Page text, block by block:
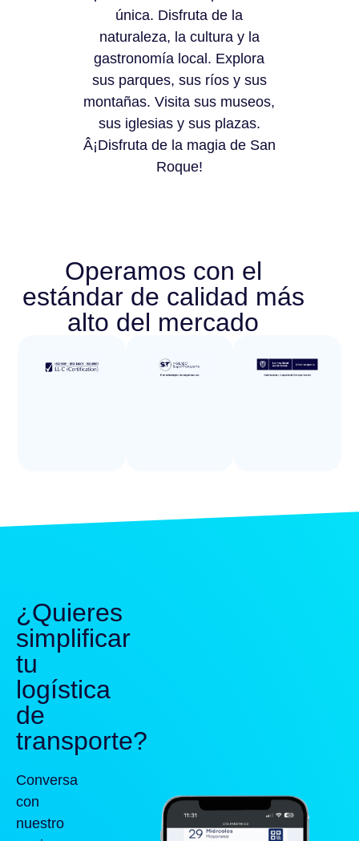
única. Disfruta de la
naturaleza, la cultura y la
gastronomía local. Explora
sus parques, sus ríos y sus
montañas. Visita sus museos,
sus iglesias y sus plazas.
Â¡Disfruta de la magia de San
Roque!
Operamos con el
estándar de calidad más
alto del mercado
¿Quieres
simplificar
tu
logística
de
transporte?
Conversa
con
nuestro